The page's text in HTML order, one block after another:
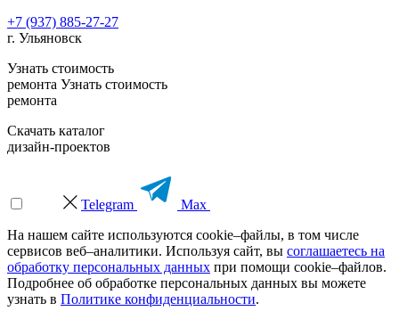
+7 (937) 885-27-27
г. Ульяновск
Узнать стоимость
ремонта Узнать стоимость
ремонта
Скачать каталог
дизайн-проектов
Telegram
Max
На нашем сайте используются cookie–файлы, в том числе
сервисов веб–аналитики. Используя сайт, вы соглашаетесь на
обработку персональных данных при помощи cookie–файлов.
Подробнее об обработке персональных данных вы можете
узнать в Политике конфиденциальности.